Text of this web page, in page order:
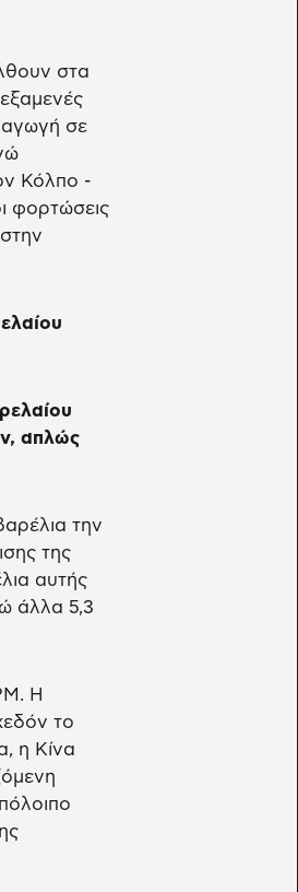
στα
σε
Κόλπο -
φορτώσεις
απλώς
την
της
αυτής
άλλα 5,3
Η
το
η Κίνα